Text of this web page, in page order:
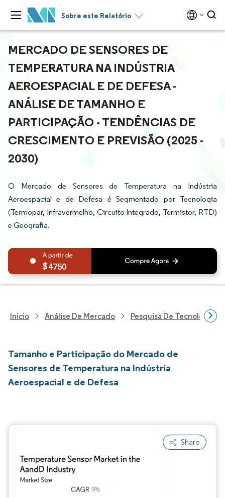
Sobre este Relatório
MERCADO DE SENSORES DE
TEMPERATURA NA INDÚSTRIA
AEROESPACIAL E DE DEFESA -
ANÁLISE DE TAMANHO E
PARTICIPAÇÃO - TENDÊNCIAS DE
CRESCIMENTO E PREVISÃO (2025 -
2030)
O Mercado de Sensores de Temperatura na Indústria
Aeroespacial e de Defesa é Segmentado por Tecnologia
(Termopar, Infravermelho, Circuito Integrado, Termistor, RTD)
e Geografia.
4750
Início Análise De Mercado Pesquisa De Tecnologia,
Tamanho e Participação do Mercado de
Sensores de Temperatura na Indústria
Aeroespacial e de Defesa
Share